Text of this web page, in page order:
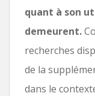
quant à son
demeurent.
recherches
de la
dans le